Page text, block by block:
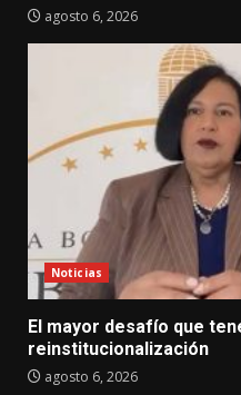
agosto 6, 2026
Noticias
El mayor desafío que
reinstitucionalización
agosto 6, 2026